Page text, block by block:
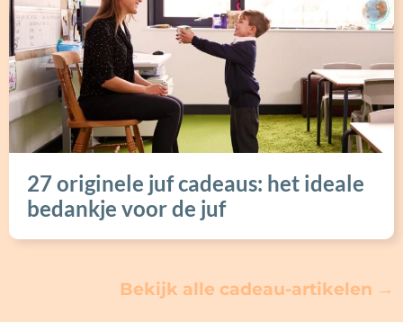
27 originele juf cadeaus: het ideale
bedankje voor de juf
Bekijk alle cadeau-artikelen →